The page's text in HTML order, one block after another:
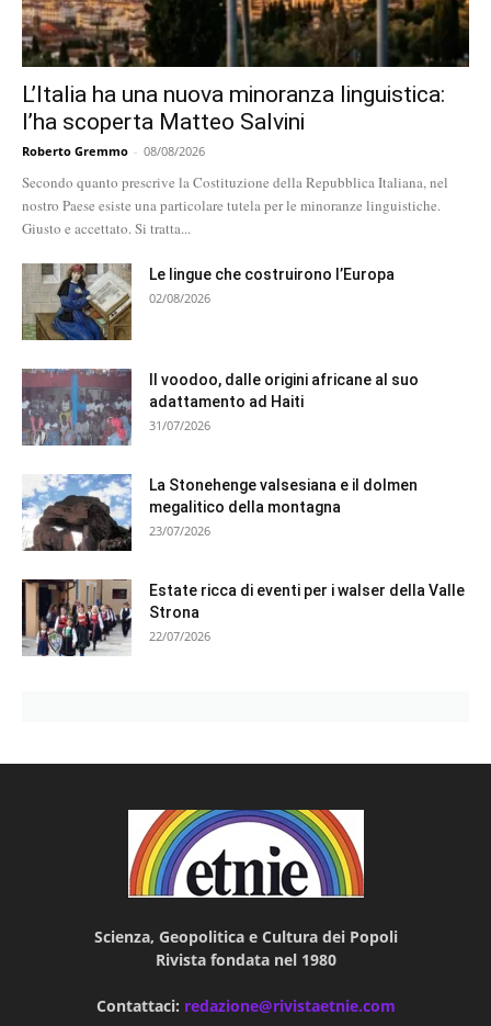
L’Italia ha una nuova minoranza linguistica:
l’ha scoperta Matteo Salvini
Roberto Gremmo - 08/08/2026
Secondo quanto prescrive la Costituzione della Repubblica Italiana, nel
nostro Paese esiste una particolare tutela per le minoranze linguistiche.
Giusto e accettato. Si tratta...
Le lingue che costruirono l’Europa
02/08/2026
Il voodoo, dalle origini africane al suo
adattamento ad Haiti
31/07/2026
La Stonehenge valsesiana e il dolmen
megalitico della montagna
23/07/2026
Estate ricca di eventi per i walser della Valle
Strona
22/07/2026
Scienza, Geopolitica e Cultura dei Popoli
Rivista fondata nel 1980
Contattaci: redazione@rivistaetnie.com